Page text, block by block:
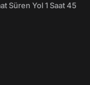
Süren Yol 1 Saat 45